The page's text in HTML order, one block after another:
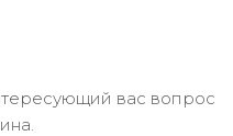
вас вопрос